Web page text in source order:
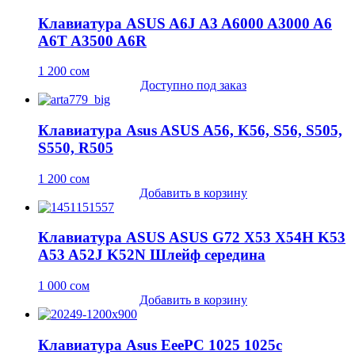
Клавиатура ASUS A6J A3 A6000 A3000 A6
A6T A3500 A6R
1 200 сом
Доступно под заказ
Клавиатура Asus ASUS A56, K56, S56, S505,
S550, R505
1 200 сом
Добавить в корзину
Клавиатура ASUS ASUS G72 X53 X54H K53
A53 A52J K52N Шлейф середина
1 000 сом
Добавить в корзину
Клавиатура Asus EeePC 1025 1025c